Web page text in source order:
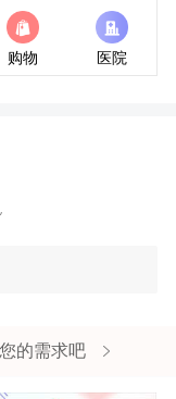
购物 医院
的需求吧